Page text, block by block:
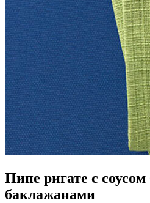
Пипе ригате с соусом
баклажанами